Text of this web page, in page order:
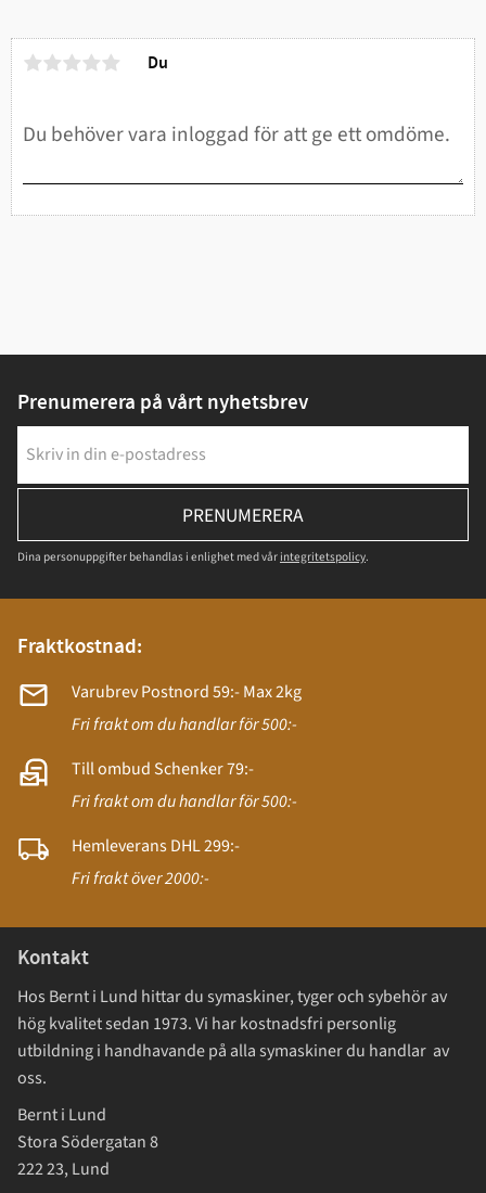
Du
Prenumerera på vårt nyhetsbrev
PRENUMERERA
Dina personuppgifter behandlas i enlighet med vår integritetspolicy.
Fraktkostnad:
Varubrev Postnord 59:- Max 2kg
Fri frakt om du handlar för 500:-
Till ombud Schenker 79:-
Fri frakt om du handlar för 500:-
Hemleverans DHL 299:-
Fri frakt över 2000:-
Kontakt
Hos Bernt i Lund hittar du symaskiner, tyger och sybehör av
hög kvalitet sedan 1973. Vi har kostnadsfri personlig
utbildning i handhavande på alla symaskiner du handlar av
oss.
Bernt i Lund
Stora Södergatan 8
222 23, Lund